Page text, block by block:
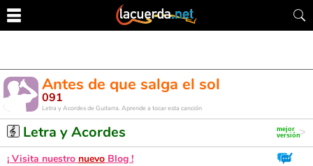
Antes de que salga el sol
091
Letra y Acordes de Guitarra. Aprende a tocar esta canción
Letra y Acordes
¡ Visita nuestro nuevo Blog !